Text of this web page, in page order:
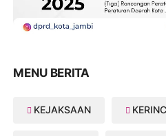
MENU BERITA
KEJAKSAAN